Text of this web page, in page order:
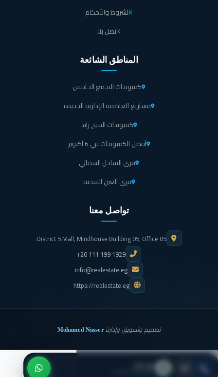
الشروط والأحكام
اتصل بنا
المناطق الشائعة
كمبوندات التجمع الخامس
مشاريع العاصمة الإدارية الجديدة
كمبوندات الشيخ زايد
أفضل الكمبوندات في 6 أكتوبر
قرى الساحل الشمالي
قرى العين السخنة
تواصل معنا
District 5 Mall, Mindhouse Building 05, Office 05
+20 111 199 1929
info@realestate.eg
https://realestate.eg
تصميم وتسويق وإدارةMohamed Nasser
نيو بلان
● متاح الآن